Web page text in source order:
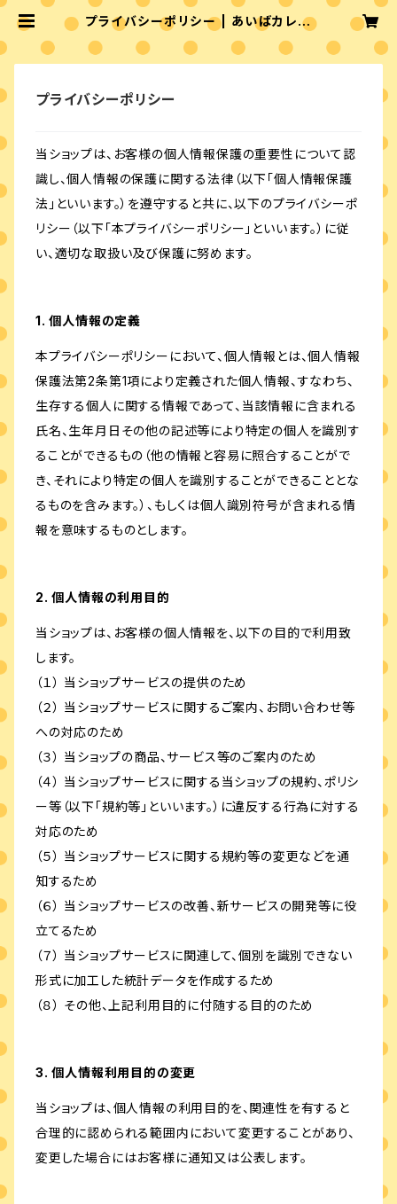
プライバシーポリシー | あいばカレー
食堂
プライバシーポリシー
当ショップは、お客様の個人情報保護の重要性について認
識し、個人情報の保護に関する法律（以下「個人情報保護
法」といいます。）を遵守すると共に、以下のプライバシーポ
リシー（以下「本プライバシーポリシー」といいます。）に従
い、適切な取扱い及び保護に努めます。
1. 個人情報の定義
本プライバシーポリシーにおいて、個人情報とは、個人情報
保護法第2条第1項により定義された個人情報、すなわち、
生存する個人に関する情報であって、当該情報に含まれる
氏名、生年月日その他の記述等により特定の個人を識別す
ることができるもの（他の情報と容易に照合することがで
き、それにより特定の個人を識別することができることとな
るものを含みます。）、もしくは個人識別符号が含まれる情
報を意味するものとします。
2. 個人情報の利用目的
当ショップは、お客様の個人情報を、以下の目的で利用致
します。
（１） 当ショップサービスの提供のため
（２） 当ショップサービスに関するご案内、お問い合わせ等
への対応のため
（３） 当ショップの商品、サービス等のご案内のため
（４） 当ショップサービスに関する当ショップの規約、ポリシ
ー等（以下「規約等」といいます。）に違反する行為に対する
対応のため
（５） 当ショップサービスに関する規約等の変更などを通
知するため
（６） 当ショップサービスの改善、新サービスの開発等に役
立てるため
（７） 当ショップサービスに関連して、個別を識別できない
形式に加工した統計データを作成するため
（８） その他、上記利用目的に付随する目的のため
3. 個人情報利用目的の変更
当ショップは、個人情報の利用目的を、関連性を有すると
合理的に認められる範囲内において変更することがあり、
変更した場合にはお客様に通知又は公表します。